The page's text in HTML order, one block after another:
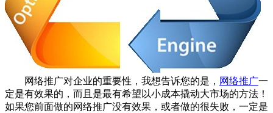
网络推广对企业的重要性，我想告诉您的是， 网络推广一
定是有效果的，而且是最有希望以小成本撬动大市场的方法！
如果您前面做的网络推广没有效果，或者做的很失败，一定是